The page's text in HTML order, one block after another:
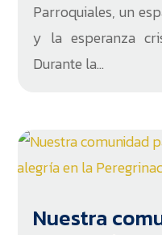
Parroquiales, un
y la esperanza
Durante la...
Nuestra